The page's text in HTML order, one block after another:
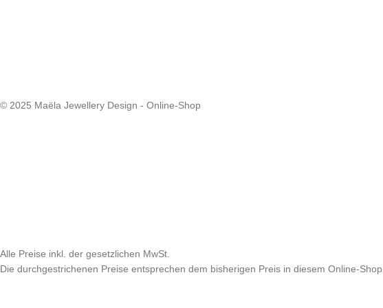
© 2025 Maëla Jewellery Design - Online-Shop
Alle Preise inkl. der gesetzlichen MwSt.
Die durchgestrichenen Preise entsprechen dem bisherigen Preis in diesem Online-Shop.